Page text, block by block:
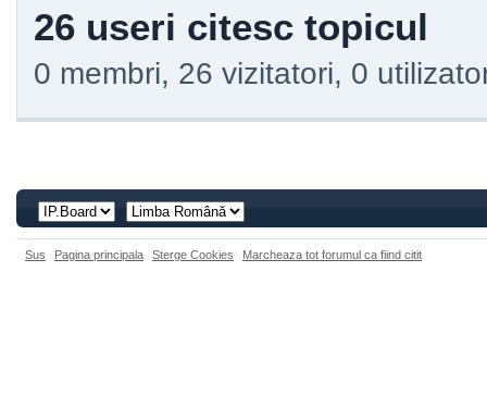
26 useri citesc topicul
0 membri, 26 vizitatori, 0
Sus Pagina principala Sterge Cookies Marcheaza tot forumul ca fiind citit